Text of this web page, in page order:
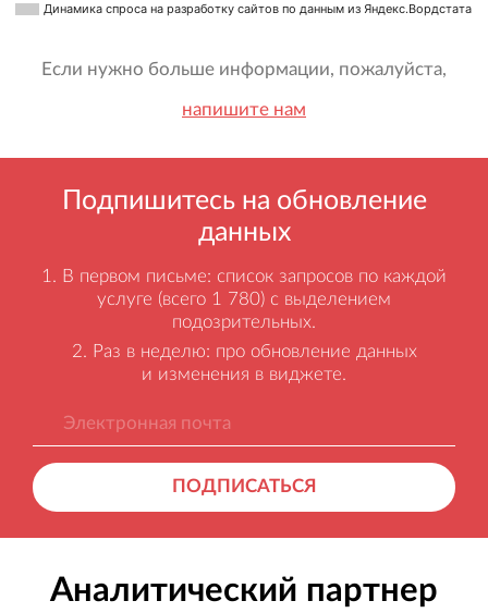
Динамика спроса на разработку сайтов по данным из Яндекс.Вордстата
Если нужно больше информации, пожалуйста,
напишите нам
Подпишитесь на обновление
данных
В первом письме: список запросов по каждой
услуге (всего 1 780) с выделением
подозрительных.
Раз в неделю: про обновление данных
и изменения в виджете.
ПОДПИСАТЬСЯ
Аналитический партнер